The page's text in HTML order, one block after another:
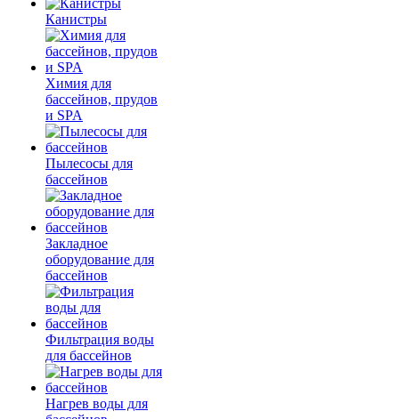
Канистры
Химия для
бассейнов, прудов
и SPA
Пылесосы для
бассейнов
Закладное
оборудование для
бассейнов
Фильтрация воды
для бассейнов
Нагрев воды для